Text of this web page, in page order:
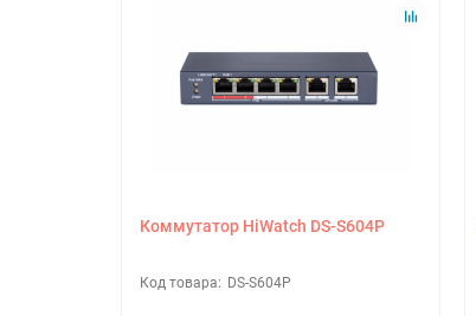
Коммутатор HiWatch DS-S604P
DS-S604P